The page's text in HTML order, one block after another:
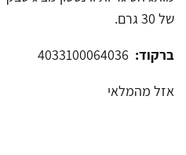
של 30 גרם.
ברקוד:
אזל מהמלאי